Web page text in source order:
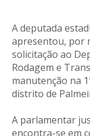
A deputada
apresentou, por
solicitação ao
Rodagem e
manutenção na
distrito de
A parlamentar
encontra-se em